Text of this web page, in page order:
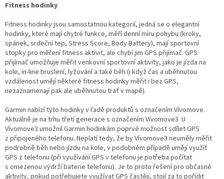
Fitness hodinky
Fitness hodinky jsou samostatnou kategorií, jedná se o elegantní
hodinky, které mají chytré funkce, měří denní míru pohybu (kroky,
spánek, srdeční tep, Stress Score, Body Battery), mají sportovní
stopky pro měření fitness aktivit, ale chybí jim GPS přijímač. GPS
přijímač umožňuje měřit venkovní sportovní aktivity, jako je jízda na
kole, in-line bruslení, lyžování a také běh (i když čas a uběhnutou
vzdálenost umějí některé fitness hodinky měřit i bez GPS,
nezaznamenají pak ale uběhnutou trať v mapě).
Garmin nabízí tyto hodinky v řadě produktů s označením Vívomove.
Aktuálně je na trhu třetí generace s označením Vívomove3 U
Vívomove3 umožnil Garmin hodinkám poprvé možnost sdílet GPS
z připojeného telefonu. Neplatí tedy, že by Vívomove3 neuměly měřit
podrobně běh nebo jízdu na kole, v podobném případě umějí využít
GPS z telefonu (při využívání GPS v telefonu je potřeba počítat
s omezenou výdrží baterie telefonu). Je to proto řešení pro občasné
aktivity, pokud potřebujete využívat GPS častěji, stojí za to pořídit